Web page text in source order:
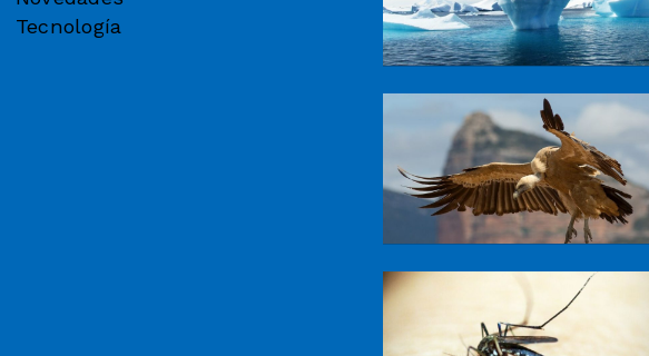
Tecnología